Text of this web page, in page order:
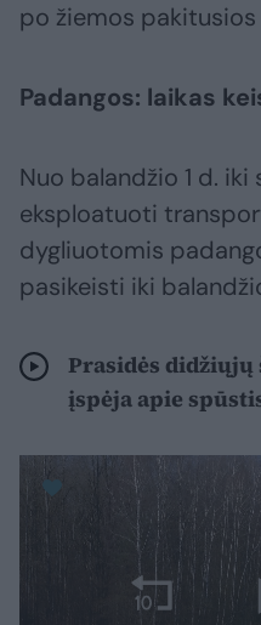
po žiemos pakitusios
Padangos: laikas
Nuo balandžio 1 d.
eksploatuoti
dygliuotomis
pasikeisti iki
Prasidės
įspėja apie